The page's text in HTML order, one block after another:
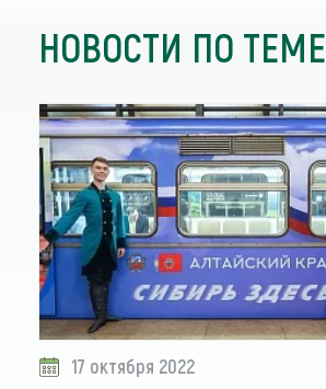
НОВОСТИ ПО ТЕМЕ
17 октября 2022